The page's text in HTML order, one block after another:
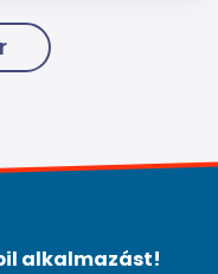
alkalmazást!